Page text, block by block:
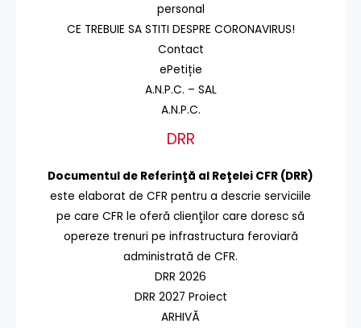
personal
CE TREBUIE SA STITI DESPRE CORONAVIRUS!
Contact
ePetiție
A.N.P.C. – SAL
A.N.P.C.
DRR
Documentul de Referinţă al Reţelei CFR (DRR)
este elaborat de CFR pentru a descrie serviciile
pe care CFR le oferă clienţilor care doresc să
opereze trenuri pe infrastructura feroviară
administrată de CFR.
DRR 2026
DRR 2027 Proiect
ARHIVĂ